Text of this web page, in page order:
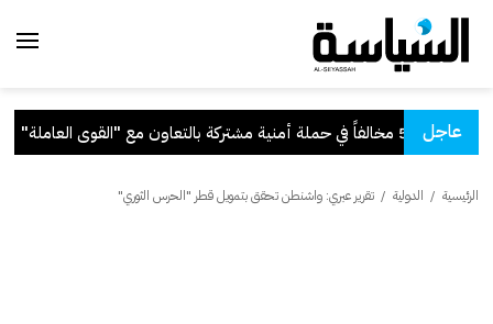
عاجل
مشتركة بالتعاون مع "القوى العاملة"
الرئيسية / الدولية / تقرير عبري: واشنطن تحقق بتمويل قطر "الحرس الثوري"